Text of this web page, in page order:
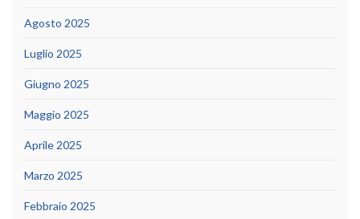
Agosto 2025
Luglio 2025
Giugno 2025
Maggio 2025
Aprile 2025
Marzo 2025
Febbraio 2025